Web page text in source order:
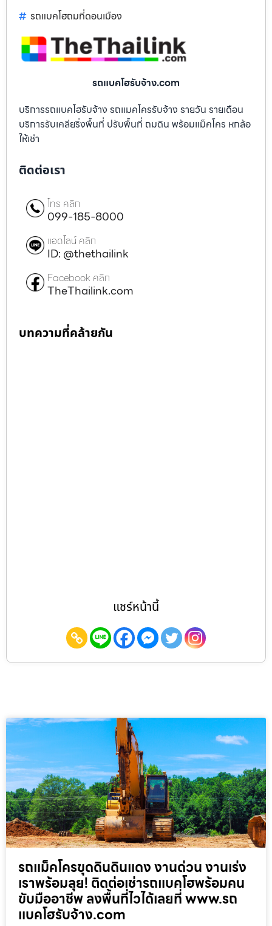
รถแบคโฮถมที่ดอนเมือง
รถแบคโฮรับจ้าง.com
บริการรถแบคโฮรับจ้าง รถแมคโครรับจ้าง รายวัน รายเดือน
บริการรับเคลียริ่งพื้นที่ ปรับพื้นที่ ถมดิน พร้อมแม็คโคร หกล้อ
ให้เช่า
ติดต่อเรา
โทร คลิก
099-185-8000
แอดไลน์ คลิก
ID: @thethailink
Facebook คลิก
TheThailink.com
บทความที่คล้ายกัน
แชร์หน้านี้
รถแม็คโครขุดดินดินแดง งานด่วน งานเร่ง
เราพร้อมลุย! ติดต่อเช่ารถแบคโฮพร้อมคน
ขับมืออาชีพ ลงพื้นที่ไวได้เลยที่ www.รถ
แบคโฮรับจ้าง.com